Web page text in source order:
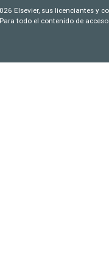
Elsevier, sus licenciantes y
todo el contenido de